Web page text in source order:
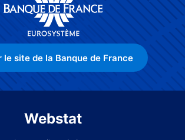
le site de la Banque de France
Webstat